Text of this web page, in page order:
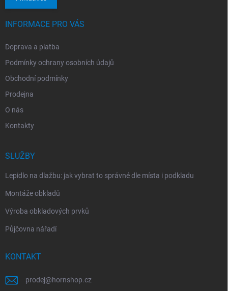
INFORMACE PRO VÁS
Doprava a platba
Podmínky ochrany osobních údajů
Obchodní podmínky
Prodejna
O nás
Kontakty
SLUŽBY
Lepidlo na dlažbu: jak vybrat to správné dle místa i podkladu
Montáže obkladů
Výroba obkladových prvků
Půjčovna nářadí
KONTAKT
prodej@hornshop.cz